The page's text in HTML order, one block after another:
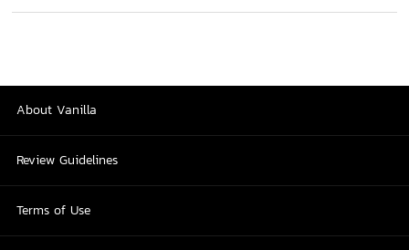
About Vanilla
Review Guidelines
Terms of Use